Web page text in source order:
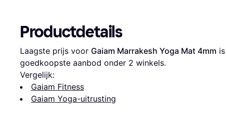
Productdetails
Laagste prijs voor Gaiam Marrakesh Yoga Mat 4mm is
goedkoopste aanbod onder 2 winkels.
Vergelijk:
Gaiam Fitness
Gaiam Yoga-uitrusting